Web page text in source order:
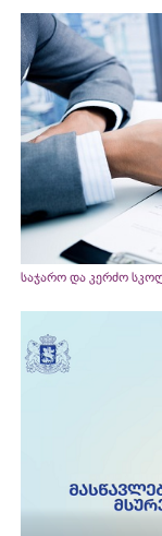
საჯარო და კერძო